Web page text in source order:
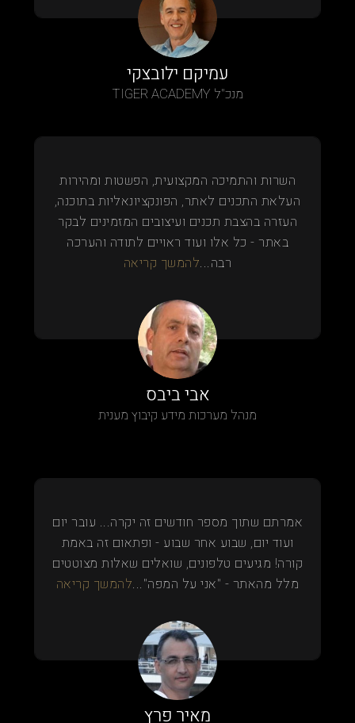
עמיקם ילובצקי
מנכ"ל TIGER ACADEMY
השרות והתמיכה המקצועית, הפשטות ומהירות
העלאת התכנים לאתר, הפונקציונאליות בתוכנה,
העזרה בהצבת תכנים ועיצובים המזמינים לבקר
באתר - כל אלו ועוד ראויים לתודה והערכה
רבה...להמשך קריאה
אבי ביבס
מנהל מערכות מידע קיבוץ מענית
אמרתם שתוך מספר חודשים זה יקרה... עובר יום
ועוד יום, שבוע אחר שבוע - ופתאום זה באמת
קורה! מגיעים טלפונים, שואלים שאלות מצוטטים
מלל מהאתר - "אני על המפה"...להמשך קריאה
מאיר פרץ